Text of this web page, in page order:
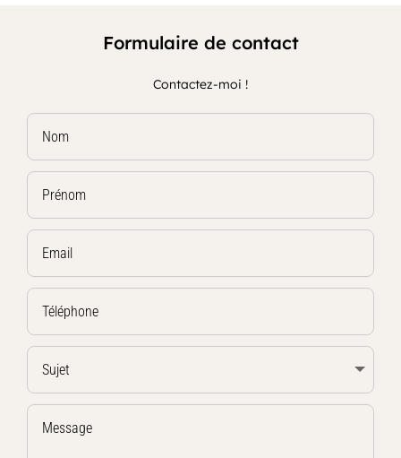
Formulaire de contact
Contactez-moi !